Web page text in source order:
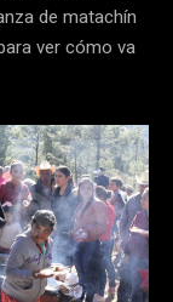
de matachín
ver cómo va